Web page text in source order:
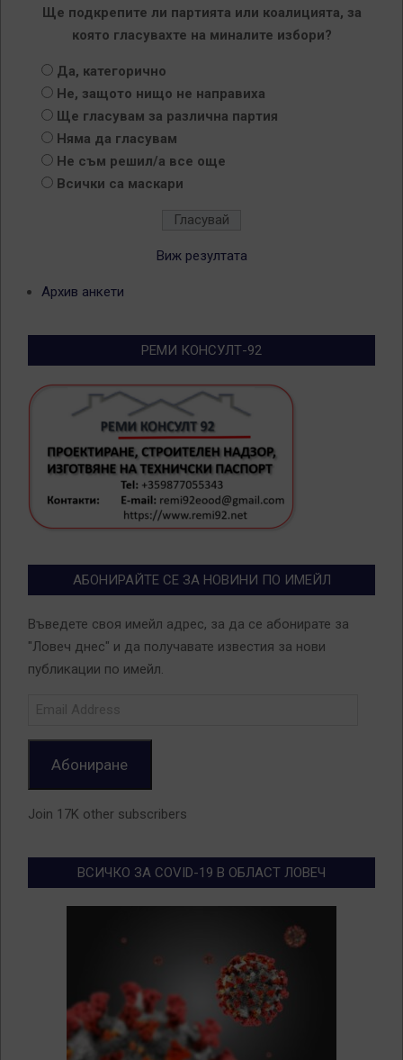
Ще подкрепите ли партията или коалицията, за
която гласувахте на миналите избори?
Да, категорично
Не, защото нищо не направиха
Ще гласувам за различна партия
Няма да гласувам
Не съм решил/а все още
Всички са маскари
Виж резултата
Архив анкети
РЕМИ КОНСУЛТ-92
АБОНИРАЙТЕ СЕ ЗА НОВИНИ ПО ИМЕЙЛ
Въведете своя имейл адрес, за да се абонирате за
"Ловеч днес" и да получавате известия за нови
публикации по имейл.
Абониране
Join 17K other subscribers
ВСИЧКО ЗА COVID-19 В ОБЛАСТ ЛОВЕЧ